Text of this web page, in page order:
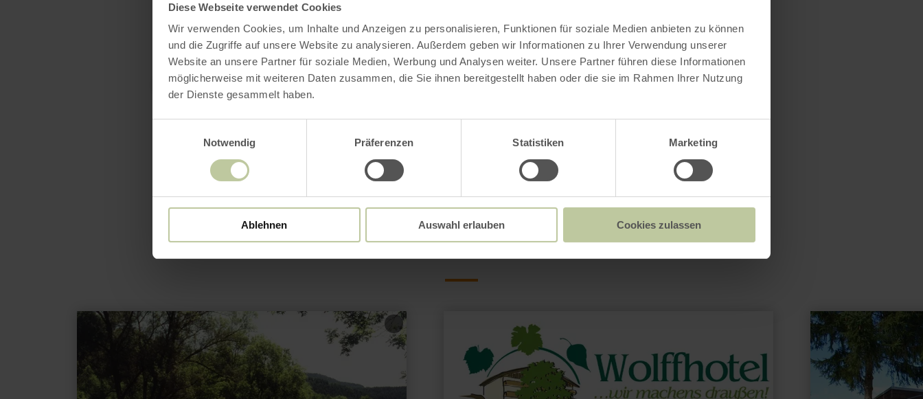
Diese Webseite verwendet Cookies
Wir verwenden Cookies, um Inhalte und Anzeigen zu personalisieren, Funktionen für soziale Medien anbieten zu können
und die Zugriffe auf unsere Website zu analysieren. Außerdem geben wir Informationen zu Ihrer Verwendung unserer
Website an unsere Partner für soziale Medien, Werbung und Analysen weiter. Unsere Partner führen diese Informationen
möglicherweise mit weiteren Daten zusammen, die Sie ihnen bereitgestellt haben oder die sie im Rahmen Ihrer Nutzung
der Dienste gesammelt haben.
Notwendig
Präferenzen Statistiken Marketing
Ablehnen Auswahl erlauben Cookies zulassen
Rathausplatz 16
53945 Blankenheim
(0049) 2449 87222
Op kaart weergeven
Dit kan ook interessant zijn
meer
informatie
-
Gerolstein-
Lissingen,
Kyll
Wolffhotel-
Outdoorhotel-
Restaurant
meer
informatie
over:
Feriendorf
Felsenhof